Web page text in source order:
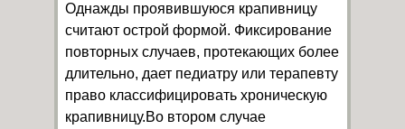
Однажды проявившуюся крапивницу
считают острой формой. Фиксирование
повторных случаев, протекающих более
длительно, дает педиатру или терапевту
право классифицировать хроническую
крапивницу.Во втором случае